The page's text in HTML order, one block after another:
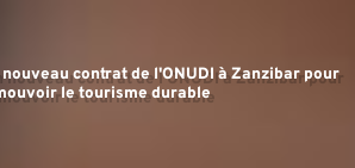
contrat de l'ONUDI à Zanzibar pour
le tourisme durable